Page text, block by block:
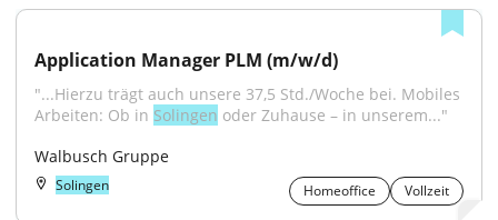
Application Manager PLM (m/w/d)
"...Hierzu trägt auch unsere 37,5 Std./Woche bei. Mobiles
Arbeiten: Ob in Solingen oder Zuhause – in unserem..."
Walbusch Gruppe
Solingen Homeoffice Vollzeit